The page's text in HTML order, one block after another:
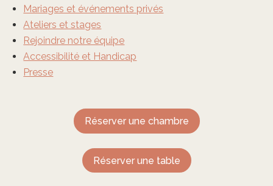
Mariages et événements privés
Ateliers et stages
Rejoindre notre équipe
Accessibilité et Handicap
Presse
Réserver une chambre
Réserver une table